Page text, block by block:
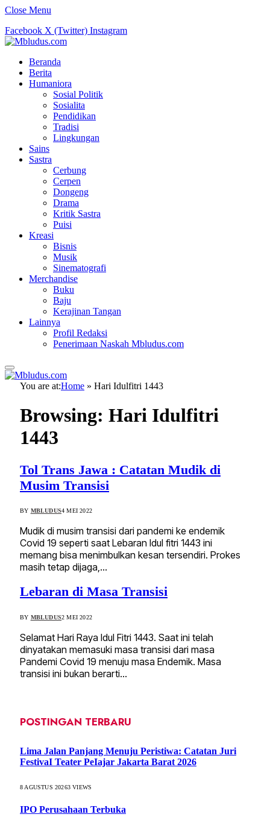
Close Menu
Facebook X (Twitter) Instagram
Beranda
Berita
Humaniora
Sosial Politik
Sosialita
Pendidikan
Tradisi
Lingkungan
Sains
Sastra
Cerbung
Cerpen
Dongeng
Drama
Kritik Sastra
Puisi
Kreasi
Bisnis
Musik
Sinematografi
Merchandise
Buku
Baju
Kerajinan Tangan
Lainnya
Profil Redaksi
Penerimaan Naskah Mbludus.com
You are at:Home » Hari Idulfitri 1443
Browsing: Hari Idulfitri
1443
Tol Trans Jawa : Catatan Mudik di
Musim Transisi
BY MBLUDUS4 MEI 2022
Mudik di musim transisi dari pandemi ke endemik
Covid 19 seperti saat Lebaran Idul fitri 1443 ini
memang bisa menimbulkan kesan tersendiri. Prokes
masih tetap dijaga,…
Lebaran di Masa Transisi
BY MBLUDUS2 MEI 2022
Selamat Hari Raya Idul Fitri 1443. Saat ini telah
dinyatakan memasuki masa transisi dari masa
Pandemi Covid 19 menuju masa Endemik. Masa
transisi ini bukan berarti…
POSTINGAN TERBARU
Lima Jalan Panjang Menuju Peristiwa: Catatan Juri
FestivaI Teater PeIajar Jakarta Barat 2026
8 AGUSTUS 20263VIEWS
IPO Perusahaan Terbuka